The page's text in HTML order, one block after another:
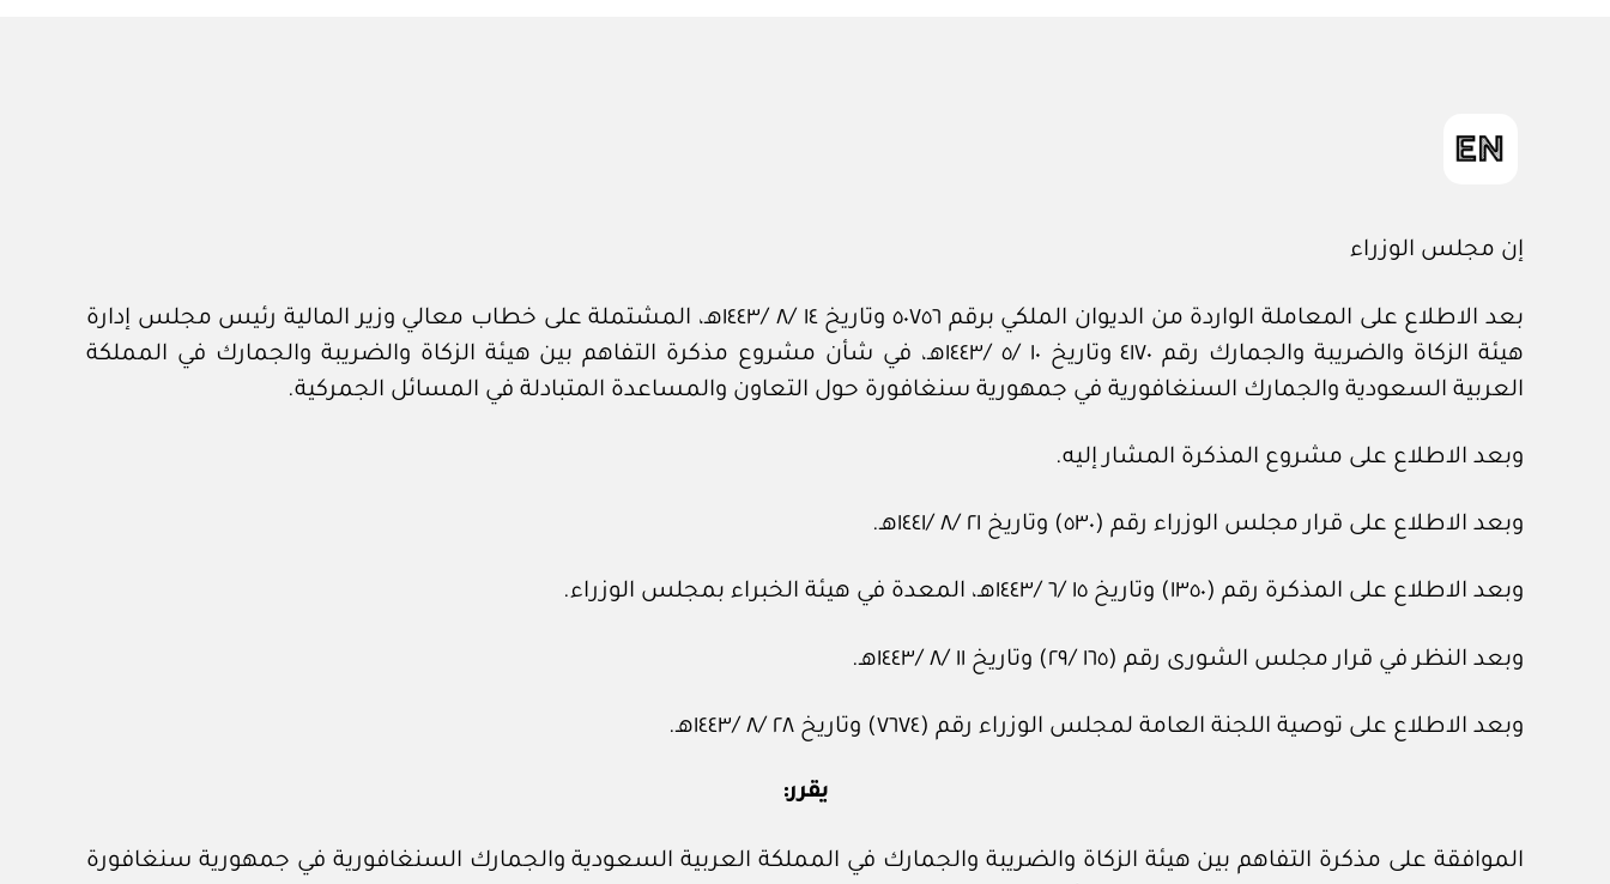
إن مجلس الوزراء
بعد الاطلاع على المعاملة الواردة من الديوان الملكي برقم ٥٠٧٥٦ وتاريخ ١٤ /٨ /١٤٤٣هـ، المشتملة على خطاب معالي وزير المالية رئيس مجلس إدارة
هيئة الزكاة والضريبة والجمارك رقم ٤١٧٠ وتاريخ ١٠ /٥ /١٤٤٣هـ، في شأن مشروع مذكرة التفاهم بين هيئة الزكاة والضريبة والجمارك في المملكة
العربية السعودية والجمارك السنغافورية في جمهورية سنغافورة حول التعاون والمساعدة المتبادلة في المسائل الجمركية.
وبعد الاطلاع على مشروع المذكرة المشار إليه.
وبعد الاطلاع على قرار مجلس الوزراء رقم (٥٣٠) وتاريخ ٢١ /٨ /١٤٤١هـ.
وبعد الاطلاع على المذكرة رقم (١٣٥٠) وتاريخ ١٥ /٦ /١٤٤٣هـ، المعدة في هيئة الخبراء بمجلس الوزراء.
وبعد النظر في قرار مجلس الشورى رقم (١٦٥ /٢٩) وتاريخ ١١ /٨ /١٤٤٣هـ.
وبعد الاطلاع على توصية اللجنة العامة لمجلس الوزراء رقم (٧٦٧٤) وتاريخ ٢٨ /٨ /١٤٤٣هـ.
يقرر:
الموافقة على مذكرة التفاهم بين هيئة الزكاة والضريبة والجمارك في المملكة العربية السعودية والجمارك السنغافورية في جمهورية سنغافورة